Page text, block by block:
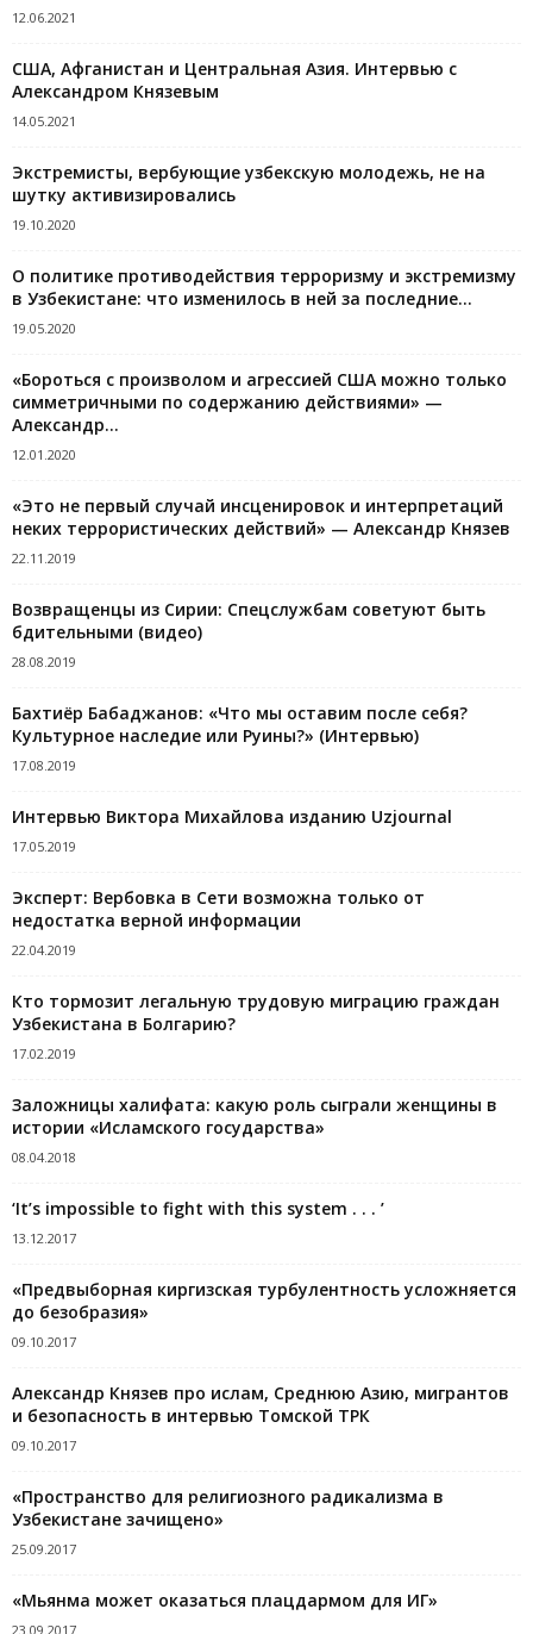
12.06.2021
США, Афганистан и Центральная Азия. Интервью с
Александром Князевым
14.05.2021
Экстремисты, вербующие узбекскую молодежь, не на
шутку активизировались
19.10.2020
О политике противодействия терроризму и экстремизму
в Узбекистане: что изменилось в ней за последние...
19.05.2020
«Бороться с произволом и агрессией США можно только
симметричными по содержанию действиями» —
Александр...
12.01.2020
«Это не первый случай инсценировок и интерпретаций
неких террористических действий» — Александр Князев
22.11.2019
Возвращенцы из Сирии: Спецслужбам советуют быть
бдительными (видео)
28.08.2019
Бахтиёр Бабаджанов: «Что мы оставим после себя?
Культурное наследие или Руины?» (Интервью)
17.08.2019
Интервью Виктора Михайлова изданию Uzjournal
17.05.2019
Эксперт: Вербовка в Сети возможна только от
недостатка верной информации
22.04.2019
Кто тормозит легальную трудовую миграцию граждан
Узбекистана в Болгарию?
17.02.2019
Заложницы халифата: какую роль сыграли женщины в
истории «Исламского государства»
08.04.2018
‘It’s impossible to fight with this system . . . ’
13.12.2017
«Предвыборная киргизская турбулентность усложняется
до безобразия»
09.10.2017
Александр Князев про ислам, Среднюю Азию, мигрантов
и безопасность в интервью Томской ТРК
09.10.2017
«Пространство для религиозного радикализма в
Узбекистане зачищено»
25.09.2017
«Мьянма может оказаться плацдармом для ИГ»
23.09.2017